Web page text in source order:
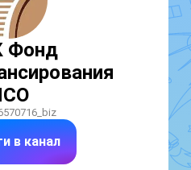
Фонд
в канал